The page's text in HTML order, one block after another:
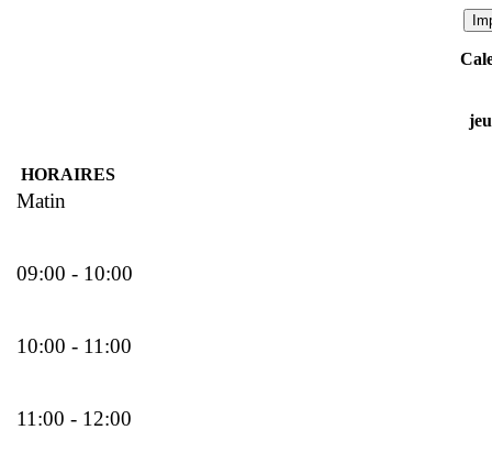
HORAIRES
Matin
09:00 - 10:00
10:00 - 11:00
11:00 - 12:00